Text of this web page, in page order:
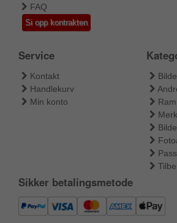
FAQ
Si opp kontrakten
Service
Kontakt
Handlekurv
Min konto
Sikker betalingsmetode